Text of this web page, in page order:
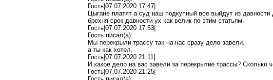
Гость|07.07.2020 17:47|
Цыгане платят а суд наш подкупный все выйдут из давности
брехня срок давности ух как велик по этим статьям.
Гость|07.07.2020 17:53|
Гость писал(a):
Мы перекрыли трассу так на нас сразу дело завели.
а ты как хотел.
Гость|07.07.2020 21:11|
И какое дело на вас завели за перекрытие трассы? Сколько
Гость|07.07.2020 21:25|